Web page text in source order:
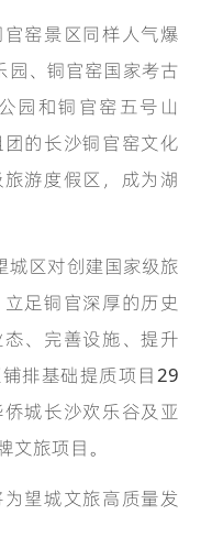
窑景区同样人气爆
园、铜官窑国家考古
园和铜官窑五号山
的长沙铜官窑文化
游度假区，成为湖
区对创建国家级旅
足铜官深厚的历史
、完善设施、提升
排基础提质项目29
城长沙欢乐谷及亚
旅项目。
望城文旅高质量发